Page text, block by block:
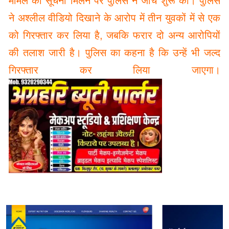
ने अश्लील वीडियो दिखाने के आरोप में तीन युवकों में से एक
को गिरफ्तार कर लिया है, जबकि फरार दो अन्य आरोपियों
की तलाश जारी है। पुलिस का कहना है कि उन्हें भी जल्द
गिरफ्तार कर लिया जाएगा।